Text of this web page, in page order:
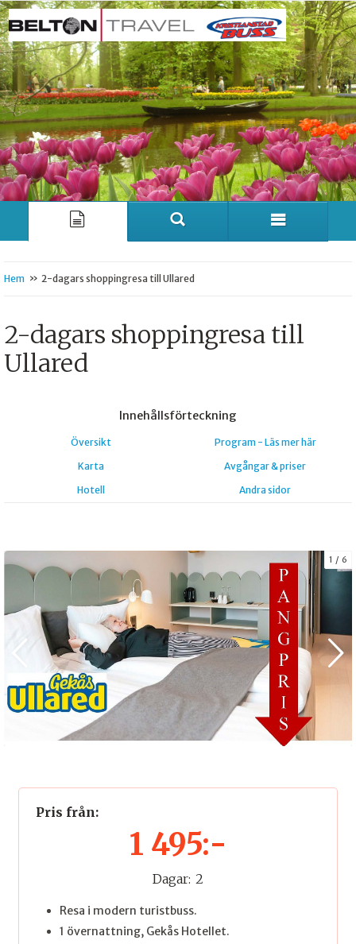
Hem » 2-dagars shoppingresa till Ullared
2-dagars shoppingresa till
Ullared
Innehållsförteckning
Översikt
Program - Läs mer här
Karta
Avgångar & priser
Hotell
Andra sidor
1 6
Pris från:
1 495:-
Dagar: 2
Resa i modern turistbuss.
1 övernattning, Gekås Hotellet.